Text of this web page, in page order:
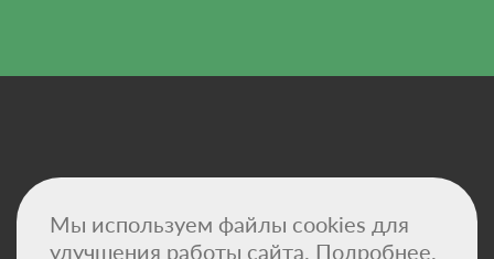
Договор-оферта
Сертификаты
Мы используем файлы cookies для
улучшения работы сайта. Подробнее.